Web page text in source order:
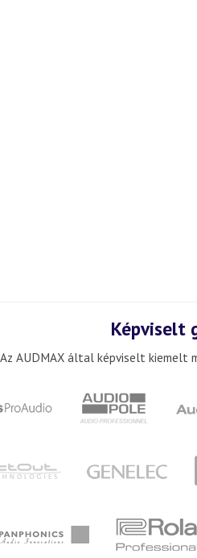
Képviselt
Az AUDMAX által képviselt kiemelt